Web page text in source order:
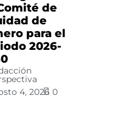
de
de
para el
2026-
4, 2026 0